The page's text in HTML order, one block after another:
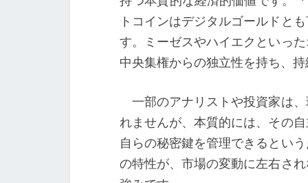
トコインはデジタルゴールドと
す。ミーゼスやハイエクといっ
中央集権からの独立性を持ち、
一部のアナリストや投資家は
れませんが、本質的には、その
自らの秘密鍵を管理できるとい
の特性が、市場の変動に左右さ